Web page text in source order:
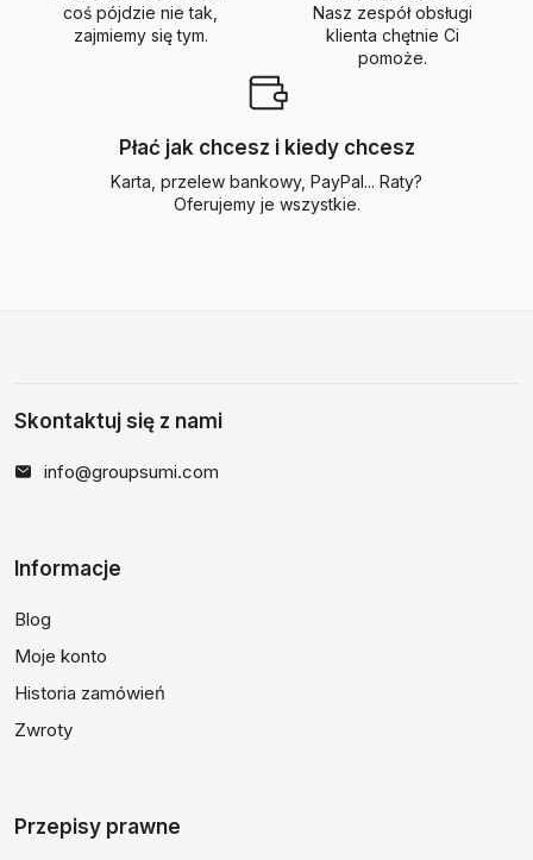
coś pójdzie nie tak,
zajmiemy się tym.
Nasz zespół obsługi
klienta chętnie Ci
pomoże.
Płać jak chcesz i kiedy chcesz
Karta, przelew bankowy, PayPal... Raty?
Oferujemy je wszystkie.
Skontaktuj się z nami
info@groupsumi.com
Informacje
Blog
Moje konto
Historia zamówień
Zwroty
Przepisy prawne